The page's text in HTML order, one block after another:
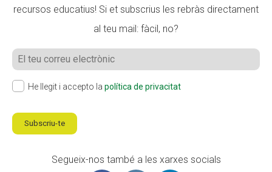
recursos educatius! Si et subscrius les rebràs directament
al teu mail: fàcil, no?
He llegit i accepto la política de privacitat
Subscriu-te
Segueix-nos també a les xarxes socials